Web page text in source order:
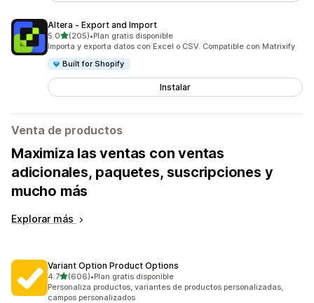
Altera ‑ Export and Import
5.0de 5 estrellas
(205)
205 reseñas en total
•Plan gratis disponible
Importa y exporta datos con Excel o CSV. Compatible con Matrixify
Built for Shopify
Instalar
Venta de productos
Maximiza las ventas con ventas
adicionales, paquetes, suscripciones y
mucho más
Explorar más
Variant Option Product Options
4.7de 5 estrellas
(606)
606 reseñas en total
•Plan gratis disponible
Personaliza productos, variantes de productos personalizadas,
campos personalizados